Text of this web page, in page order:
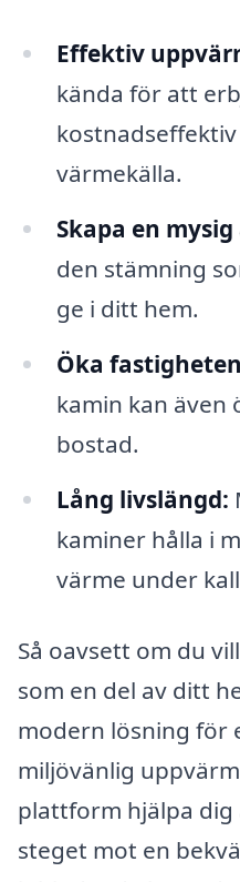
Effektiv
kända för att
värmekälla.
Skapa en
den stämning
ge i ditt hem.
Öka
kamin kan även
bostad.
Lång livslängd:
kaminer hålla i
värme under
Så oavsett om du
som en del av ditt
modern lösning för
miljövänlig
plattform hjälpa
steget mot en